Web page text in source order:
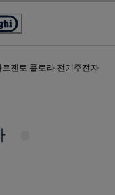
르젠토 플로라 전기주전자